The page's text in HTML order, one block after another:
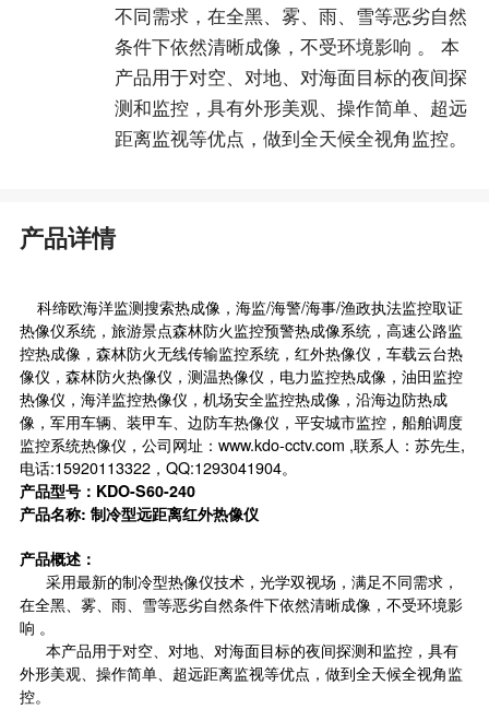
不同需求，在全黑、雾、雨、雪等恶劣自然
条件下依然清晰成像，不受环境影响 。 本
产品用于对空、对地、对海面目标的夜间探
测和监控，具有外形美观、操作简单、超远
距离监视等优点，做到全天候全视角监控。
产品详情
科缔欧海洋监测搜索热成像，海监/海警/海事/渔政执法监控取证
热像仪系统，旅游景点森林防火监控预警热成像系统，高速公路监
控热成像，森林防火无线传输监控系统，红外热像仪，车载云台热
像仪，森林防火热像仪，测温热像仪，电力监控热成像，油田监控
热像仪，海洋监控热像仪，机场安全监控热成像，沿海边防热成
像，军用车辆、装甲车、边防车热像仪，平安城市监控，船舶调度
监控系统热像仪，公司网址：www.kdo-cctv.com ,联系人：苏先生,
电话:15920113322，QQ:1293041904。
产品型号：KDO-S60-240
产品名称: 制冷型远距离红外热像仪
产品概述：
采用最新的制冷型热像仪技术，光学双视场，满足不同需求，
在全黑、雾、雨、雪等恶劣自然条件下依然清晰成像，不受环境影
响 。
本产品用于对空、对地、对海面目标的夜间探测和监控，具有
外形美观、操作简单、超远距离监视等优点，做到全天候全视角监
控。